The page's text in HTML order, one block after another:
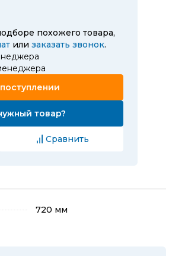
похожего товара,
или заказать звонок.
товар?
Сравнить
720 мм